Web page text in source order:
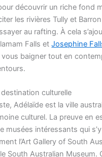
découvrir un riche fond
les rivières Tully et
au rafting. À cela
Falls etJosephine
baigner tout en
culturelle
Adélaïde est la ville
culturel. La preuve en
musées intéressants qui
l’Art Gallery of South
South Australian Museum.